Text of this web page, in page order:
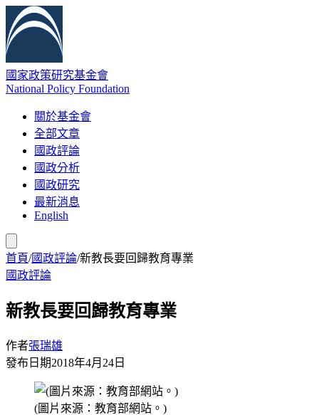
國家政策研究基金會
National Policy Foundation
關於基金會
全部文章
國政評論
國政分析
國政研究
最新消息
English
首頁/國政評論/新教長要回歸教育專業
國政評論
新教長要回歸教育專業
作者張瑞雄
發布日期2018年4月24日
(圖片來源：教育部網站。)